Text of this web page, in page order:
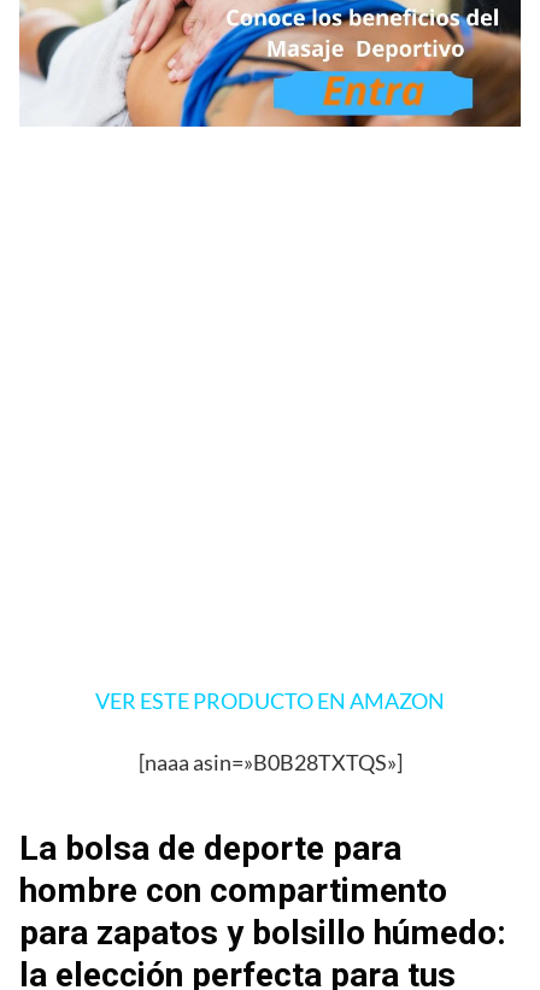
VER ESTE PRODUCTO EN AMAZON
[naaa asin=»B0B28TXTQS»]
La bolsa de deporte para
hombre con compartimento
para zapatos y bolsillo húmedo:
la elección perfecta para tus